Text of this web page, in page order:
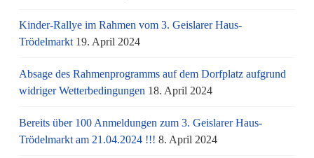
Kinder-Rallye im Rahmen vom 3. Geislarer Haus-
Trödelmarkt 19. April 2024
Absage des Rahmenprogramms auf dem Dorfplatz aufgrund
widriger Wetterbedingungen 18. April 2024
Bereits über 100 Anmeldungen zum 3. Geislarer Haus-
Trödelmarkt am 21.04.2024 !!! 8. April 2024